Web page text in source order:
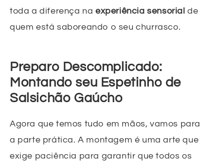
toda a diferença naexperiência sensorial de
quem está saboreando o seu churrasco.
Preparo Descomplicado:
Montando seu Espetinho de
Salsichão Gaúcho
Agora que temos tudo em mãos, vamos para
a parte prática. A montagem é uma arte que
exige paciência para garantir que todos os